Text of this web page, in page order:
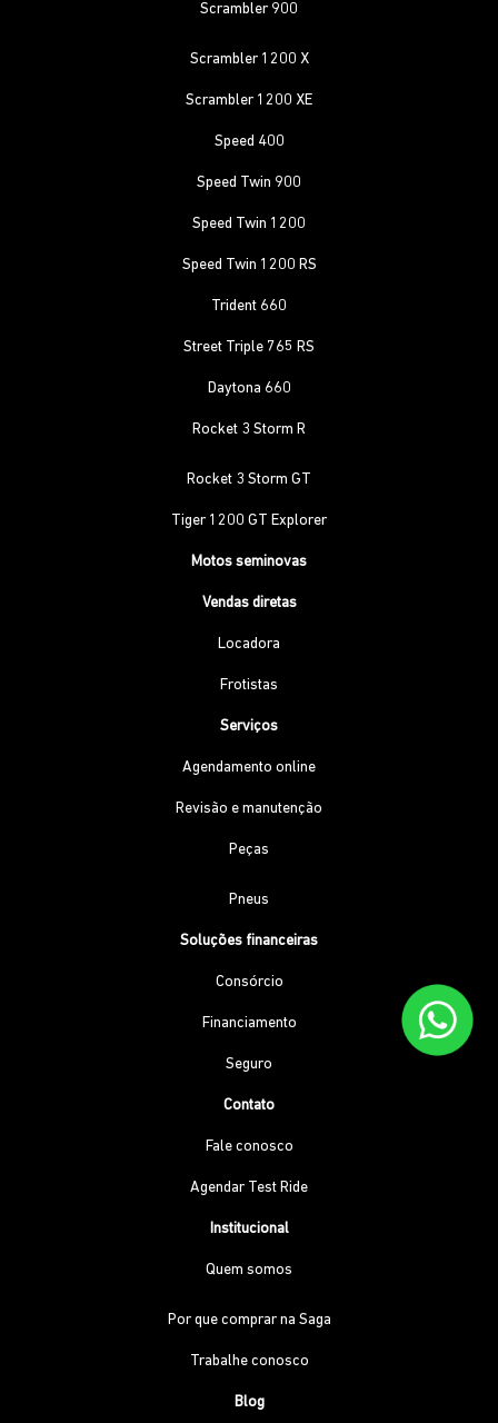
Scrambler 900
Scrambler 1200 X
Scrambler 1200 XE
Speed 400
Speed Twin 900
Speed Twin 1200
Speed Twin 1200 RS
Trident 660
Street Triple 765 RS
Daytona 660
Rocket 3 Storm R
Rocket 3 Storm GT
Tiger 1200 GT Explorer
Motos seminovas
Vendas diretas
Locadora
Frotistas
Serviços
Agendamento online
Revisão e manutenção
Peças
Pneus
Soluções financeiras
Consórcio
Financiamento
Seguro
Contato
Fale conosco
Agendar Test Ride
Institucional
Quem somos
Por que comprar na Saga
Trabalhe conosco
Blog